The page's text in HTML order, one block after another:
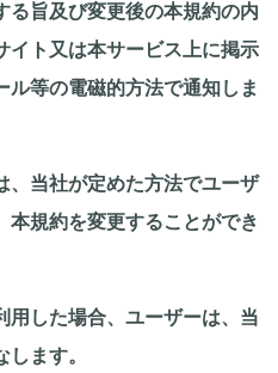
る旨及び変更後の本規約の内
イト又は本サービス上に掲示
ル等の電磁的方法で通知しま
、当社が定めた方法でユーザ
本規約を変更することができ
用した場合、ユーザーは、当
ます。